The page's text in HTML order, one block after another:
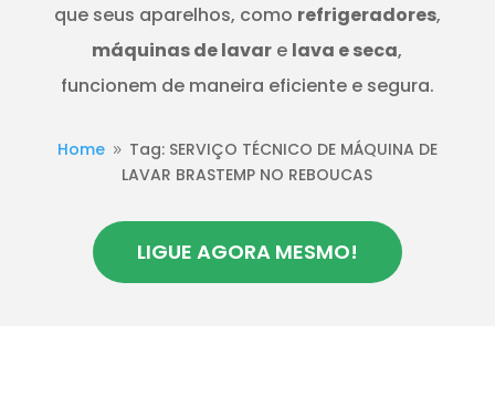
que seus aparelhos, como refrigeradores,
máquinas de lavar e lava e seca,
funcionem de maneira eficiente e segura.
Home 9 Tag: SERVIÇO TÉCNICO DE MÁQUINA DE
LAVAR BRASTEMP NO REBOUCAS
LIGUE AGORA MESMO!